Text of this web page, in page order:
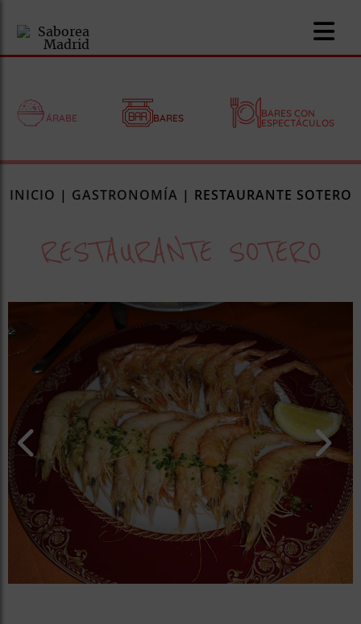
ÁRABE BARES
BARES CON
ESPECTÁCULOS
INICIO | GASTRONOMÍA | RESTAURANTE SOTERO
RESTAURANTE SOTERO